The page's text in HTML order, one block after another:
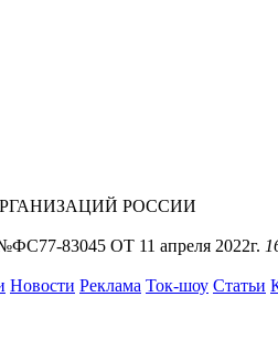
РОССИИ
83045 ОТ 11 апреля 2022г.
Новости Реклама Ток-шоу Статьи